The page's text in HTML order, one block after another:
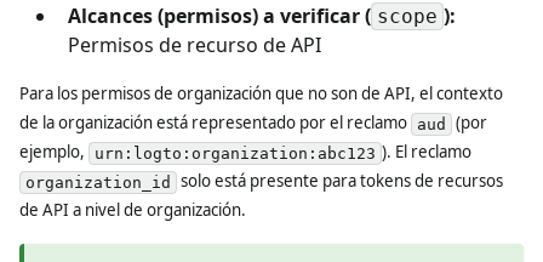
Alcances (permisos) a verificar ( scope ):
Permisos de recurso de API
Para los permisos de organización que no son de API, el contexto
de la organización está representado por el reclamo aud
(por
ejemplo,
urn:logto:organization:abc123 ). El reclamo
organization_id
solo está presente para tokens de recursos
de API a nivel de organización.